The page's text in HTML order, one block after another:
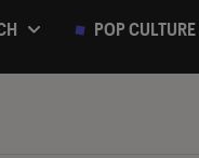
POP CULTURE